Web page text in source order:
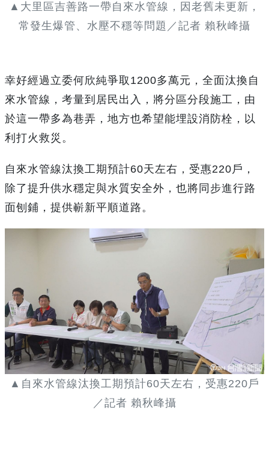
▲大里區吉善路一帶自來水管線，因老舊未更新，
常發生爆管、水壓不穩等問題／記者 賴秋峰攝
幸好經過立委何欣純爭取1200多萬元，全面汰換自
來水管線，考量到居民出入，將分區分段施工，由
於這一帶多為巷弄，地方也希望能埋設消防栓，以
利打火救災。
自來水管線汰換工期預計60天左右，受惠220戶，
除了提升供水穩定與水質安全外，也將同步進行路
面刨鋪，提供嶄新平順道路。
▲自來水管線汰換工期預計60天左右，受惠220戶
／記者 賴秋峰攝